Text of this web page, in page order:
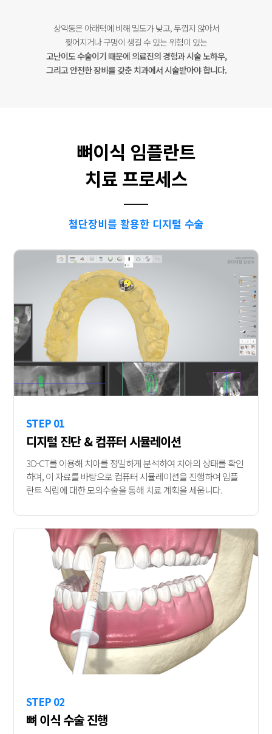
상악동은 아래턱에 비해 밀도가 낮고, 두껍지 않아서
찢어지거나 구멍이 생길 수 있는 위험이 있는
고난이도 수술이기 때문에 의료진의 경험과 시술 노하우,
그리고 안전한 장비를 갖춘 치과에서 시술받아야 합니다.
뼈이식 임플란트
치료 프로세스
첨단장비를 활용한 디지털 수술
STEP 01
디지털 진단 & 컴퓨터 시뮬레이션
3D-CT를 이용해 치아를 정밀하게 분석하여 치아의 상태를 확인
하며, 이 자료를 바탕으로 컴퓨터 시뮬레이션을 진행하여 임플
란트 식립에 대한 모의수술을 통해 치료 계획을 세웁니다.
STEP 02
뼈 이식 수술 진행